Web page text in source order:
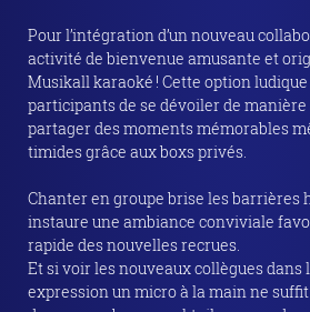
Pour l’intégration d’un nouveau
activité de bienvenue amusante et
Musikall karaoké ! Cette option
participants de se dévoiler de
partager des moments mémorables
timides grâce aux boxs privés.
Chanter en groupe brise les barrières
instaure une ambiance conviviale
rapide des nouvelles recrues.
Et si voir les nouveaux collègues dans
expression un micro à la main ne suffit